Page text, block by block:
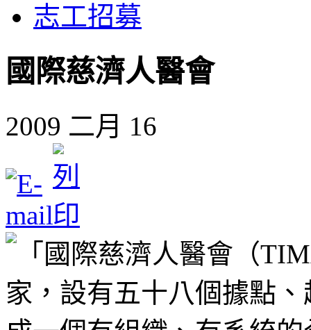
志工招募
國際慈濟人醫會
2009 二月 16
「國際慈濟人醫會（
家，設有五十八個據點